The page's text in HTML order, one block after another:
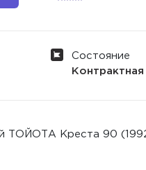
Состояние
Контрактная
ТОЙОТА Креста 90